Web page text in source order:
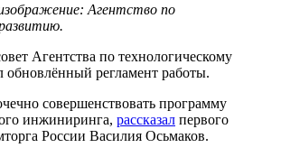
Агентство по
Агентства по технологическому
обновлённый регламент работы.
совершенствовать программу
инжиниринга, рассказал первого
России Василия Осьмаков.